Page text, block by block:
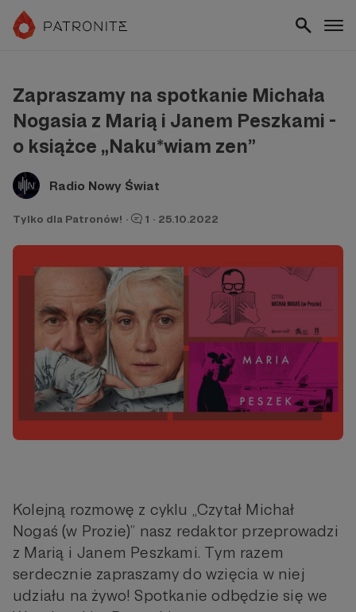
Zapraszamy na spotkanie Michała
Nogasia z Marią i Janem Peszkami -
o książce „Naku*wiam zen”
Radio Nowy Świat
Tylko dla Patronów! · 1 · 25.10.2022
Kolejną rozmowę z cyklu „Czytał Michał
Nogaś (w Prozie)” nasz redaktor przeprowadzi
z Marią i Janem Peszkami. Tym razem
serdecznie zapraszamy do wzięcia w niej
udziału na żywo! Spotkanie odbędzie się we